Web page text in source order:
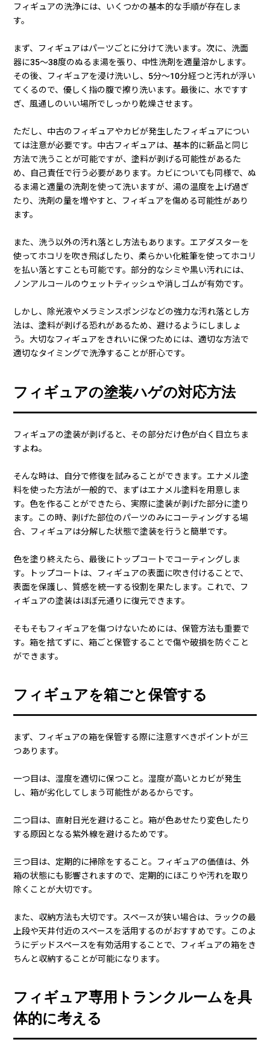
壁を活用するのが一つ。ウォールラックやウォールシェルフを
す。
これらはインテリアショップや100均で購入可能。また、カーテ
ンレール上や玄関の靴棚上、トイレのタンク上など、普段は使
われないスペースもフィギュアの展示に活用できます。デッドス
フィギュアの汚れ落としの方法
フィギュアの洗浄には、いくつかの基本的な手順が存在しま
す。
まず、フィギュアはパーツごとに分けて洗います。次に、洗面
器に35～38度のぬるま湯を張り、中性洗剤を適量溶かします。
その後、フィギュアを浸け洗いし、5分～10分経つと汚れが浮い
てくるので、優しく指の腹で擦り洗います。最後に、水ですす
ただし、中古のフィギュアやカビが発生したフィギュアについ
ては注意が必要です。中古フィギュアは、基本的に新品と同じ
方法で洗うことが可能ですが、塗料が剥げる可能性があるた
るま湯と適量の洗剤を使って洗いますが、湯の温度を上げ過ぎ
たり、洗剤の量を増やすと、フィギュアを傷める可能性があり
ます。
また、洗う以外の汚れ落とし方法もあります。エアダスターを
使ってホコリを吹き飛ばしたり、柔らかい化粧筆を使ってホコリ
ノンアルコールのウェットティッシュや消しゴムが有効です。
しかし、除光液やメラミンスポンジなどの強力な汚れ落とし方
法は、塗料が剥げる恐れがあるため、避けるようにしましょ
う。大切なフィギュアをきれいに保つためには、適切な方法で
フィギュアの塗装ハゲの対応方法
フィギュアの塗装が剥げると、その部分だけ色が白く目立ちま
すよね。
料を使った方法が一般的で、まずはエナメル塗料を用意しま
す。色を作ることができたら、実際に塗装が剥げた部分に塗り
ます。この時、剥げた部位のパーツのみにコーティングする場
色を塗り終えたら、最後にトップコートでコーティングしま
表面を保護し、質感を統一する役割を果たします。これで、フ
ィギュアの塗装はほぼ元通りに復元できます。
そもそもフィギュアを傷つけないためには、保管方法も重要で
す。箱を捨てずに、箱ごと保管することで傷や破損を防ぐこと
フィギュアを箱ごと保管する
まず、フィギュアの箱を保管する際に注意すべきポイントが三
つあります。
し、箱が劣化してしまう可能性があるからです。
二つ目は、直射日光を避けること。箱が色あせたり変色したり